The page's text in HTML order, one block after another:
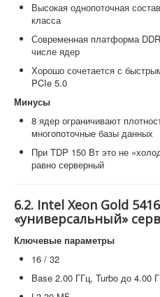
Высокая однопоточная
класса
Современная платформа
числе ядер
Хорошо сочетается с
PCIe 5.0
Минусы
8 ядер ограничивают
многопоточные базы данных
При TDP 150 Вт это не
равно серверный
6.2. Intel Xeon Gold
«универсальный»
Ключевые параметры
16 / 32
Base 2.00 ГГц, Turbo до 4.00